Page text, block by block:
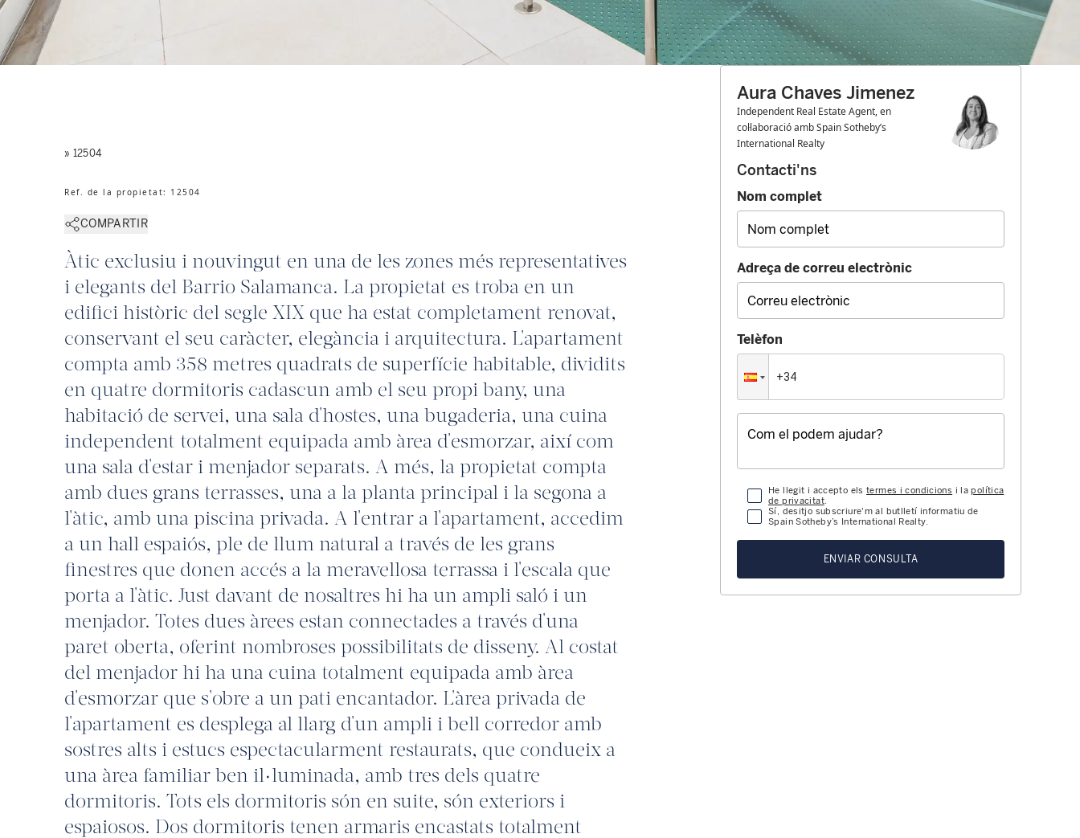
» 12504
Ref. de la propietat: 12504
COMPARTIR
Àtic exclusiu i nouvingut en una de les zones més representatives
i elegants del Barrio Salamanca. La propietat es troba en un
edifici històric del segle XIX que ha estat completament renovat,
conservant el seu caràcter, elegància i arquitectura. L'apartament
compta amb 358 metres quadrats de superfície habitable, dividits
en quatre dormitoris cadascun amb el seu propi bany, una
habitació de servei, una sala d'hostes, una bugaderia, una cuina
independent totalment equipada amb àrea d'esmorzar, així com
una sala d'estar i menjador separats. A més, la propietat compta
amb dues grans terrasses, una a la planta principal i la segona a
l'àtic, amb una piscina privada. A l'entrar a l'apartament, accedim
a un hall espaiós, ple de llum natural a través de les grans
finestres que donen accés a la meravellosa terrassa i l'escala que
porta a l'àtic. Just davant de nosaltres hi ha un ampli saló i un
menjador. Totes dues àrees estan connectades a través d'una
paret oberta, oferint nombroses possibilitats de disseny. Al costat
del menjador hi ha una cuina totalment equipada amb àrea
d'esmorzar que s'obre a un pati encantador. L'àrea privada de
l'apartament es desplega al llarg d'un ampli i bell corredor amb
sostres alts i estucs espectacularment restaurats, que condueix a
una àrea familiar ben il·luminada, amb tres dels quatre
dormitoris. Tots els dormitoris són en suite, són exteriors i
espaiosos. Dos dormitoris tenen armaris encastats totalment
Aura Chaves Jimenez
Independent Real Estate Agent, en
col·laboració amb Spain Sotheby’s
International Realty
Contacti'ns
Nom complet
Adreça de correu electrònic
Telèfon
He llegit i accepto els termes i condicions i lapolítica
de privacitat.
Sí, desitjo subscriure'm al butlletí informatiu de
Spain Sotheby’s International Realty.
ENVIAR CONSULTA